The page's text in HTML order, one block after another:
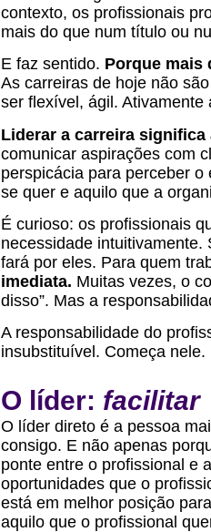
contexto, os profissionais
mais do que num título ou
E faz sentido. Porque mais
As carreiras de hoje não
ser flexível, ágil. Ativamente
Liderar a carreira
comunicar aspirações com
perspicácia para perceber
se quer e aquilo que a
É curioso: os profissionais
necessidade
fará por eles. Para quem
imediata. Muitas vezes, o
disso”. Mas a
A responsabilidade do
insubstituível. Começa nele.
O líder: facilitar
O líder direto é a pessoa
consigo. E não apenas
ponte entre o profissional e
oportunidades que o
está em melhor posição
aquilo que o profissional